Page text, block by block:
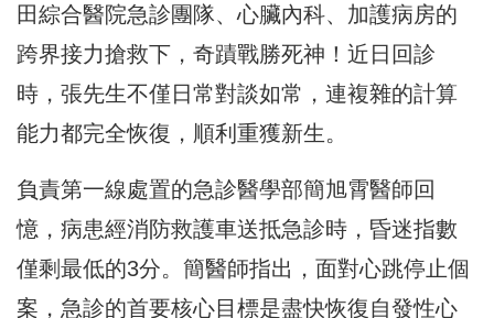
田綜合醫院急診團隊、心臟內科、加護病房的
跨界接力搶救下，奇蹟戰勝死神！近日回診
時，張先生不僅日常對談如常，連複雜的計算
能力都完全恢復，順利重獲新生。
負責第一線處置的急診醫學部簡旭霄醫師回
憶，病患經消防救護車送抵急診時，昏迷指數
僅剩最低的3分。簡醫師指出，面對心跳停止個
案，急診的首要核心目標是盡快恢復自發性心